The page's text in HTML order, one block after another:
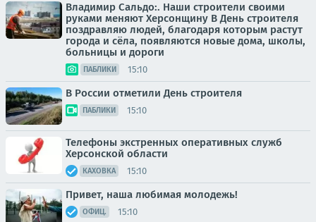
Владимир Сальдо:. Наши строители своими
руками меняют Херсонщину В День строителя
поздравляю людей, благодаря которым растут
города и сёла, появляются новые дома, школы,
больницы и дороги
ПАБЛИКИ 15:10
В России отметили День строителя
ПАБЛИКИ 15:10
Телефоны экстренных оперативных служб
Херсонской области
КАХОВКА 15:10
Привет, наша любимая молодежь!
ОФИЦ. 15:10